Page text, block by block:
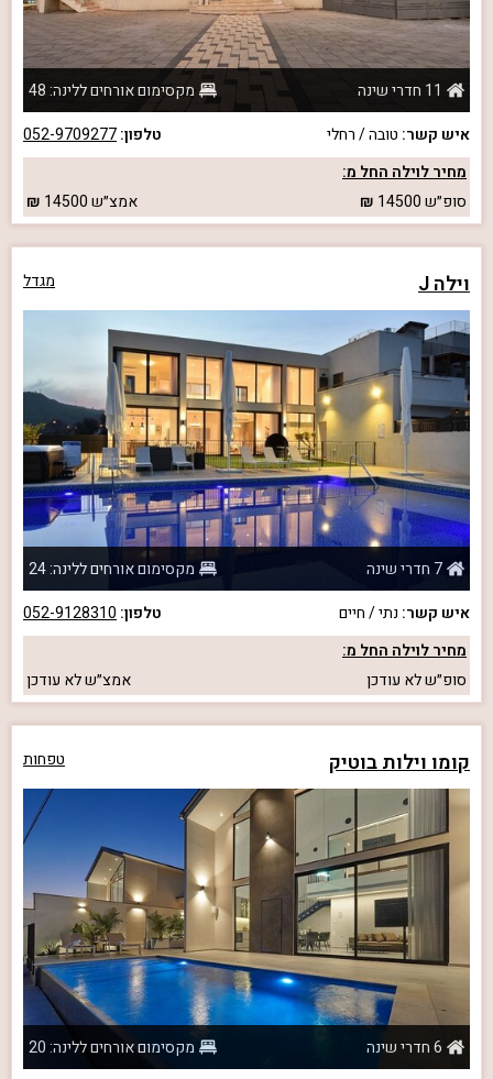
11 חדרי שינה
מקסימום אורחים ללינה: 48
איש קשר: טובה / רחלי טלפון:052-9709277
מחיר לוילה החל מ:
סופ״ש14500 אמצ״ש14500
וילה J מגדל
7 חדרי שינה
מקסימום אורחים ללינה: 24
איש קשר: נתי / חיים טלפון: 052-9128310
מחיר לוילה החל מ:
סופ״שלא עודכן אמצ״שלא עודכן
קומו וילות בוטיק טפחות
6 חדרי שינה
מקסימום אורחים ללינה: 20